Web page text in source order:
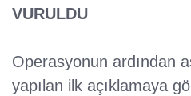
VURULDU
Operasyonun ardından
yapılan ilk açıklamaya